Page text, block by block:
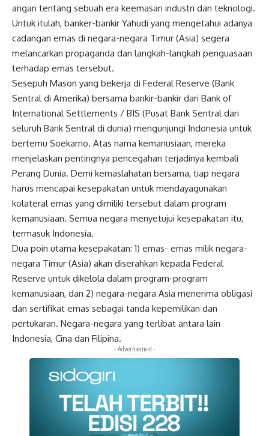
angan tentang sebuah era keemasan industri dan teknologi.
Untuk itulah, banker-bankir Yahudi yang mengetahui adanya
cadangan emas di negara-negara Timur (Asia) segera
melancarkan propaganda dan langkah-langkah penguasaan
terhadap emas tersebut.
Sesepuh Mason yang bekerja di Federal Reserve (Bank
Sentral di Amerika) bersama bankir-bankir dari Bank of
International Settlements / BIS (Pusat Bank Sentral dari
seluruh Bank Sentral di dunia) mengunjungi Indonesia untuk
bertemu Soekarno. Atas nama kemanusiaan, mereka
menjelaskan pentingnya pencegahan terjadinya kembali
Perang Dunia. Demi kemaslahatan bersama, tiap negara
harus mencapai kesepakatan untuk mendayagunakan
kolateral emas yang dimiliki tersebut dalam program
kemanusiaan. Semua negara menyetujui kesepakatan itu,
termasuk Indonesia.
Dua poin utama kesepakatan: 1) emas- emas milik negara-
negara Timur (Asia) akan diserahkan kepada Federal
Reserve untuk dikelola dalam program-program
kemanusiaan, dan 2) negara-negara Asia menerima obligasi
dan sertifikat emas sebagai tanda kepemilikan dan
pertukaran. Negara-negara yang terlibat antara lain
Indonesia, Cina dan Filipina.
- Advertisement -